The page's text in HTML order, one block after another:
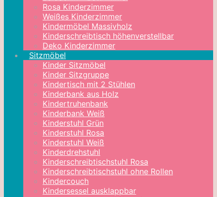
Rosa Kinderzimmer
Weißes Kinderzimmer
Kindermöbel Massivholz
Kinderschreibtisch höhenverstellbar
Deko Kinderzimmer
Sitzmöbel
Kinder Sitzmöbel
Kinder Sitzgruppe
Kindertisch mit 2 Stühlen
Kinderbank aus Holz
Kindertruhenbank
Kinderbank Weiß
Kinderstuhl Grün
Kinderstuhl Rosa
Kinderstuhl Weiß
Kinderdrehstuhl
Kinderschreibtischstuhl Rosa
Kinderschreibtischstuhl ohne Rollen
Kindercouch
Kindersessel ausklappbar